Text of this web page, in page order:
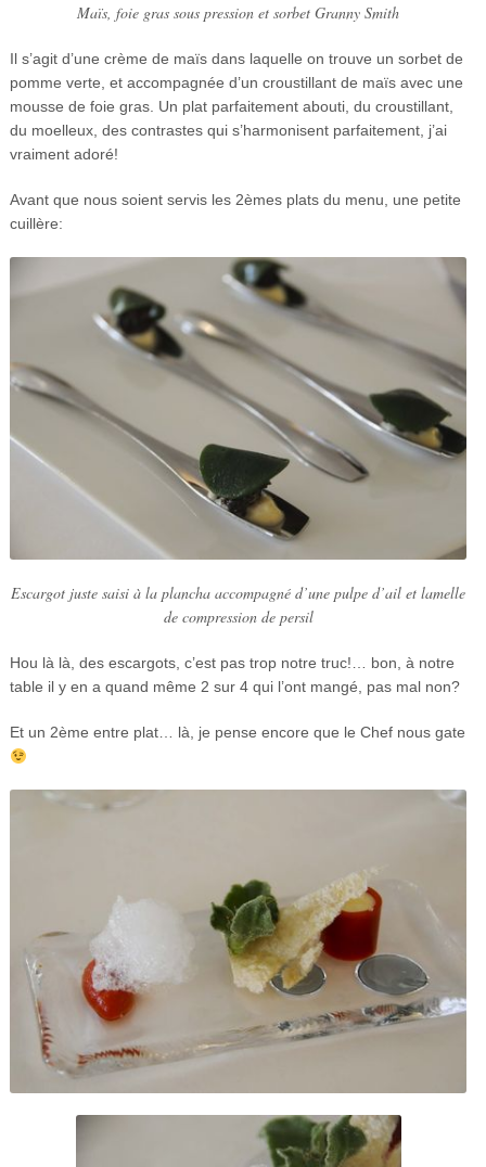
Maïs, foie gras sous pression et sorbet Granny Smith
Il s’agit d’une crème de maïs dans laquelle on trouve un sorbet de
pomme verte, et accompagnée d’un croustillant de maïs avec une
mousse de foie gras. Un plat parfaitement abouti, du croustillant,
du moelleux, des contrastes qui s’harmonisent parfaitement, j’ai
vraiment adoré!
Avant que nous soient servis les 2èmes plats du menu, une petite
cuillère:
Escargot juste saisi à la plancha accompagné d’une pulpe d’ail et lamelle
de compression de persil
Hou là là, des escargots, c’est pas trop notre truc!… bon, à notre
table il y en a quand même 2 sur 4 qui l’ont mangé, pas mal non?
Et un 2ème entre plat… là, je pense encore que le Chef nous gate